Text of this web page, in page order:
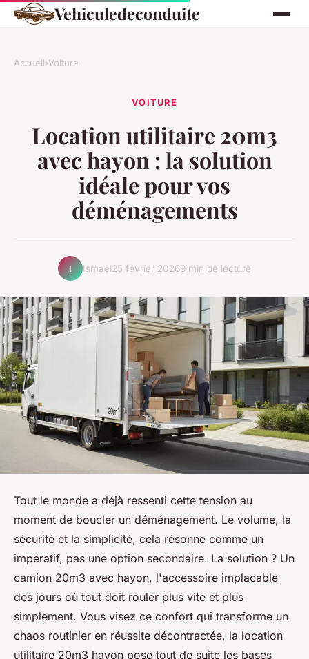
Vehiculedeconduite
Accueil›Voiture
VOITURE
Location utilitaire 20m3
avec hayon : la solution
idéale pour vos
déménagements
I Ismaël25 février 20269 min de lecture
Tout le monde a déjà ressenti cette tension au
moment de boucler un déménagement. Le volume, la
sécurité et la simplicité, cela résonne comme un
impératif, pas une option secondaire. La solution ? Un
camion 20m3 avec hayon, l'accessoire implacable
des jours où tout doit rouler plus vite et plus
simplement. Vous visez ce confort qui transforme un
chaos routinier en réussite décontractée, la location
utilitaire 20m3 hayon pose tout de suite les bases